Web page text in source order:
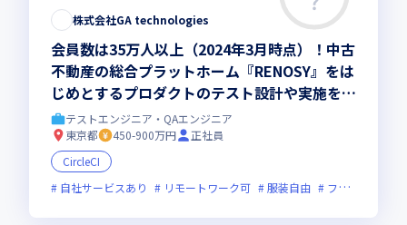
株式会社GA technologies
会員数は35万人以上（2024年3月時点）！中古
不動産の総合プラットホーム『RENOSY』をは
じめとするプロダクトのテスト設計や実施をお
任せ／サービスの品質向上に貢献できます
テストエンジニア・QAエンジニア
東京都
450-900万円
正社員
CircleCI
自社サービスあり
リモートワーク可 服装自由 フレックス制度あり